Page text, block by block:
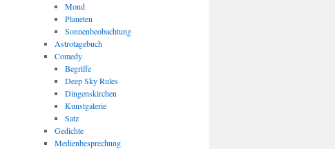
Mond
Planeten
Sonnenbeobachtung
Astrotagebuch
Comedy
Begriffe
Deep Sky Rules
Dingenskirchen
Kunstgalerie
Satz
Gedichte
Medienbesprechung